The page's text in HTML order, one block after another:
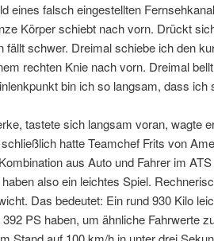
eines falsch eingestellten
Körper schiebt nach vorn. Drückt
schwer. Dreimal schiebe ich den
rechten Knie nach vorn. Dreimal
bin ich so langsam, dass ich
tastete sich langsam voran, wagte
hatte Teamchef Frits von
aus Auto und Fahrer im
also ein leichtes Spiel.
Das bedeutet: Ein rund 930 Kilo
PS haben, um ähnliche Fahrwerte